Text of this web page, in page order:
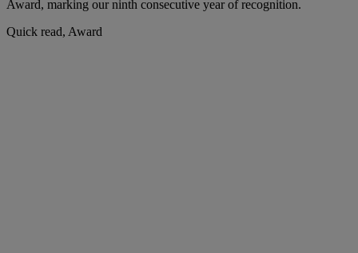
Award, marking our ninth consecutive year of recognition.
Quick read, Award